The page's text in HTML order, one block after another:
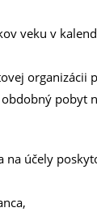
veku v
organizácii
pobyt
na účely